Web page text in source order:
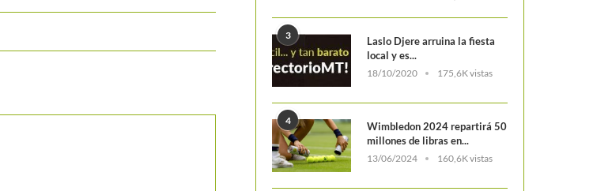
3
Laslo Djere arruina la fiesta
local y es...
18/10/2020 175,6K vistas
4
Wimbledon 2024 repartirá 50
millones de libras en...
13/06/2024 160,6K vistas